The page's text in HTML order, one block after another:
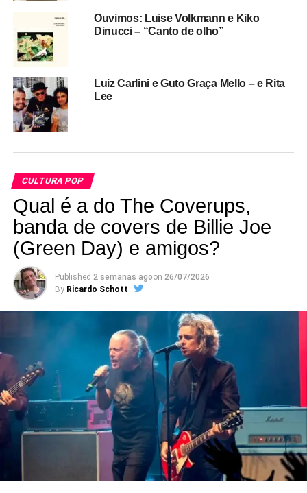
ALINE HALUCH
CAETANO
FEATURED GIL
GILBERTO GIL
LEANDRO SOUTO MAIOR
PODCAST
POP FANTASMA DOCUMENTO
UP NEXT
Um filme sobre Remo Usai, o grande músico do
cinema brasileiro
DON'T MISS
Disco ao vivo de 2014 do Jesus and Mary Chain
Ouvimos: Luise Volkmann e Kiko
Dinucci – “Canto de olho”
Luiz Carlini e Guto Graça Mello – e Rita
Lee
CULTURA POP
Qual é a do The Coverups,
banda de covers de Billie Joe
(Green Day) e amigos?
Published 2 semanas agoon 26/07/2026
By Ricardo Schott